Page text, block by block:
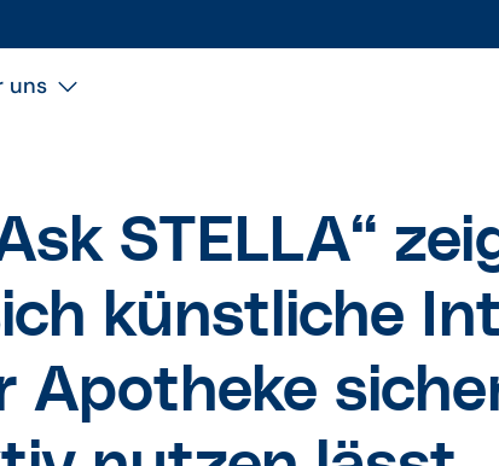
uns
STELLA“
künstliche
Apotheke